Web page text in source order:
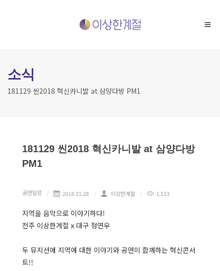
소식
181129 씬2018 혁신카니발 at 삼양다방 PM1
181129 씬2018 혁신카니발 at 삼양다방
PM1
공연일정 2018.11.28 이상한계절 1,533
지역을 음악으로 이야기하다!
전주 이상한계절 x 대구 정연우
두 뮤지션에 지역에 대한 이야기와 공연이 함께하는 혁신콘서
트!!